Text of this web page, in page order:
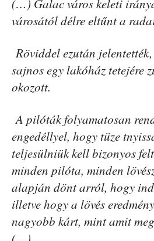
(…) Galac város keleti
városától délre eltűnt a
Röviddel ezután
sajnos egy lakóház tetejére
okozott.
A pilóták folyamatosan
engedéllyel, hogy tüze
teljesülniük kell bizonyos
minden pilóta, minden
alapján dönt arról, hogy
illetve hogy a lövés
nagyobb kárt, mint amit